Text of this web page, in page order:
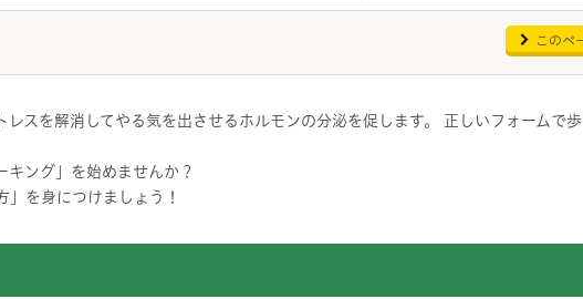
このペ
スを解消してやる気を出させるホルモンの分泌を促します。 正しいフォームで歩
キング」を始めませんか？
を身につけましょう！